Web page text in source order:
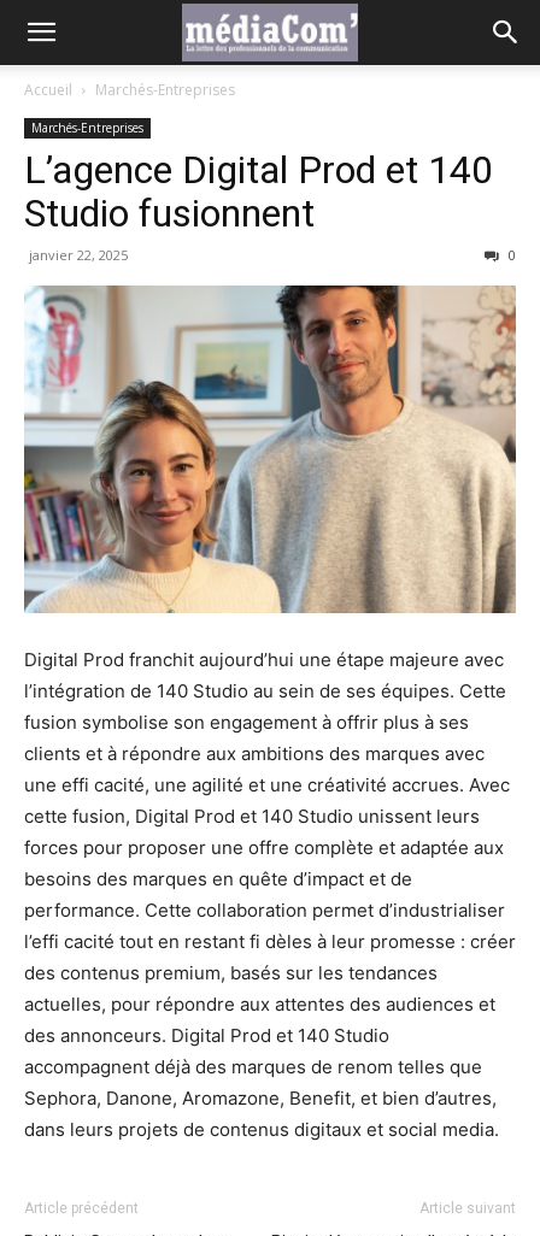
Accueil Marchés-Entreprises
Marchés-Entreprises
L’agence Digital Prod et 140
Studio fusionnent
janvier 22, 2025 0
Digital Prod franchit aujourd’hui une étape majeure avec
l’intégration de 140 Studio au sein de ses équipes. Cette
fusion symbolise son engagement à offrir plus à ses
clients et à répondre aux ambitions des marques avec
une effi cacité, une agilité et une créativité accrues. Avec
cette fusion, Digital Prod et 140 Studio unissent leurs
forces pour proposer une offre complète et adaptée aux
besoins des marques en quête d’impact et de
performance. Cette collaboration permet d’industrialiser
l’effi cacité tout en restant fi dèles à leur promesse : créer
des contenus premium, basés sur les tendances
actuelles, pour répondre aux attentes des audiences et
des annonceurs. Digital Prod et 140 Studio
accompagnent déjà des marques de renom telles que
Sephora, Danone, Aromazone, Benefit, et bien d’autres,
dans leurs projets de contenus digitaux et social media.
Article précédent Article suivant